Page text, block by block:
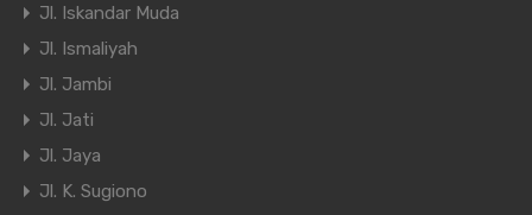
Jl. Iskandar Muda
Jl. Ismaliyah
Jl. Jambi
Jl. Jati
Jl. Jaya
Jl. K. Sugiono